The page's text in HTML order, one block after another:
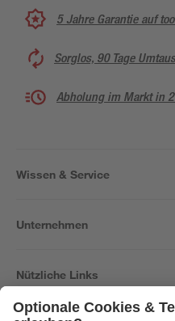
5 Jahre Garantie auf
Sorglos, 90 Tage
Abholung im Markt in
Wissen & Service
Unternehmen
Nützliche Links